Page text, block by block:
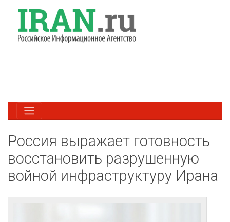
Россия выражает готовность
восстановить разрушенную
войной инфраструктуру Ирана